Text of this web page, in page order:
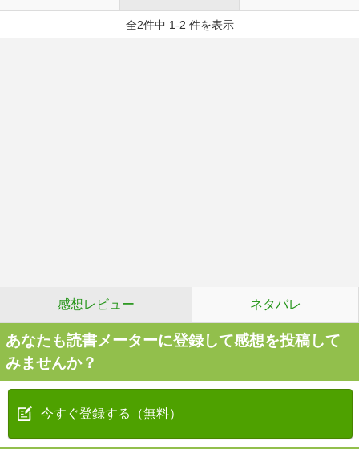
全2件中 1-2 件を表示
感想レビュー ネタバレ
あなたも読書メーターに登録して感想を投稿して
みませんか？
今すぐ登録する（無料）